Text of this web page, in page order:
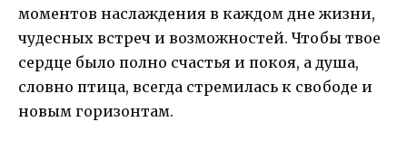
моментов наслаждения в каждом дне жизни,
чудесных встреч и возможностей. Чтобы твое
сердце было полно счастья и покоя, а душа,
словно птица, всегда стремилась к свободе и
новым горизонтам.